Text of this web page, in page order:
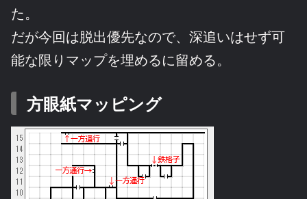
た。
だが今回は脱出優先なので、深追いはせず可
能な限りマップを埋めるに留める。
方眼紙マッピング